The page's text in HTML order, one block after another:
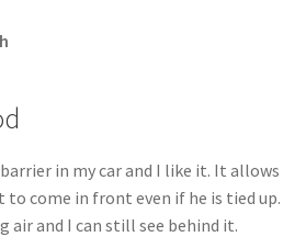
in my car and I like it. It allows
to come in front even if he is tied up.
air and I can still see behind it.